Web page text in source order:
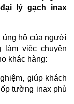
đại lý gạch inax
hộ của người
việc chuyên
khác hàng:
giúp khách
tường inax phù